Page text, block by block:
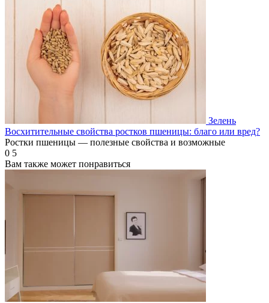
Зелень
Восхитительные свойства ростков пшеницы: благо или вред?
Ростки пшеницы — полезные свойства и возможные
0 5
Вам также может понравиться